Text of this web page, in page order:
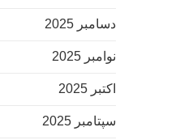
دسامبر 2025
نوامبر 2025
اکتبر 2025
سپتامبر 2025